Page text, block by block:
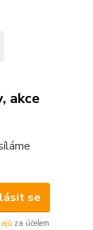
akce
se
za účelem